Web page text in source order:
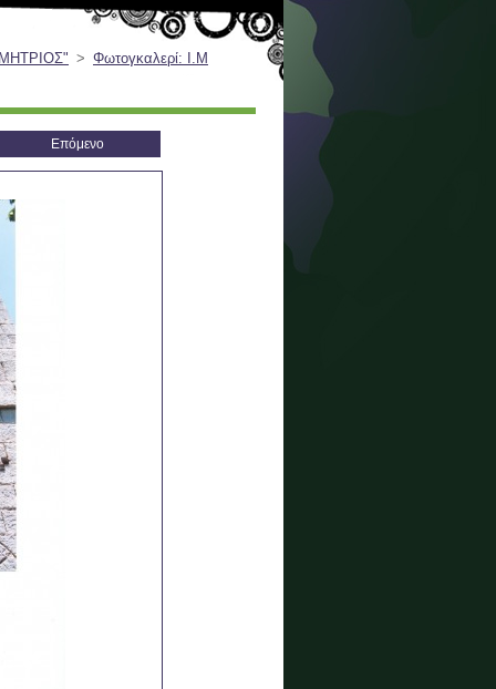
> Φωτογκαλερί: Ι.Μ
Επόμενο